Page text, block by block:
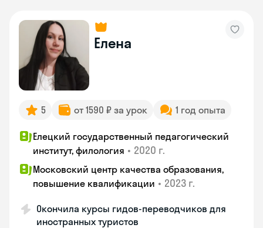
Елена
5 от 1590 ₽ за урок 1 год опыта
Елецкий государственный педагогический
институт, филология • 2020 г.
Московский центр качества образования,
повышение квалификации • 2023 г.
Окончила курсы гидов-переводчиков для
иностранных туристов